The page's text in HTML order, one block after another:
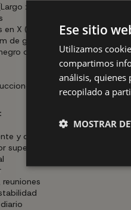
x Ancho x Alto)
en X (80x80 mm)
de grosor
con veteado poroso
incluidas
y duradera
superior
Ese sitio
Utilizamos
compartimos
análisis,
recopilado a
MOSTRAR